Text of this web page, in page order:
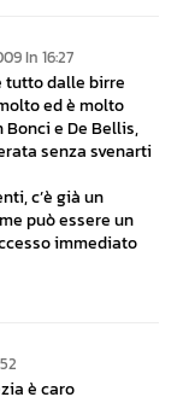
In 16:27
tutto dalle birre
ed è molto
e De Bellis,
senza svenarti
c’è già un
può essere un
immediato
è caro